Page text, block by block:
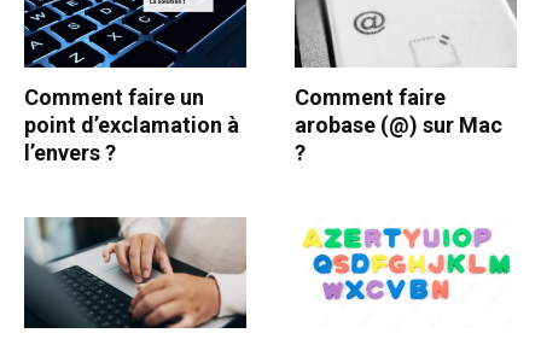
Comment faire un
point d’exclamation à
l’envers ?
Comment faire
arobase (@) sur Mac
?